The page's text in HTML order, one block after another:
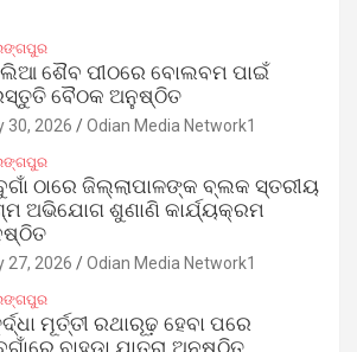
ଶୈବ ପୀଠରେ ବୋଲବମ ପାଇଁ
ବୈଠକ ଅନୁଷ୍ଠିତ
30, 2026 Odian Media Network1
ଠାରେ ଜିଲ୍ଲାପାଳଙ୍କ ବ୍ଲକ ସ୍ତରୀୟ
ଅଭିଯୋଗ ଶୁଣାଣି କାର୍ଯ୍ୟକ୍ରମ
27, 2026 Odian Media Network1
ମୂର୍ତ୍ତୀ ରଥାରୂଢ଼ ହେବା ପରେ
ବାହୁଡ଼ା ଯାତ୍ରା ଅନୁଷ୍ଠିତ